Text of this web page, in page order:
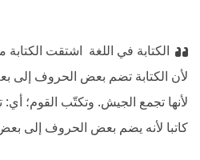
الكتابة في اللغة ‏
‏اشتقت الكتابة
لأن الكتابة تضم بعض الحروف إلى
لأنها تجمع الجيش. وتكتّب القوم؛
كاتبا لأنه يضم بعض الحروف إلى